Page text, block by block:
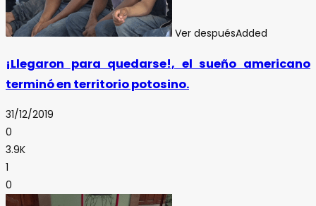
Ver despuésAdded
¡Llegaron para quedarse!, el sueño americano
terminó en territorio potosino.
31/12/2019
0
3.9K
1
0